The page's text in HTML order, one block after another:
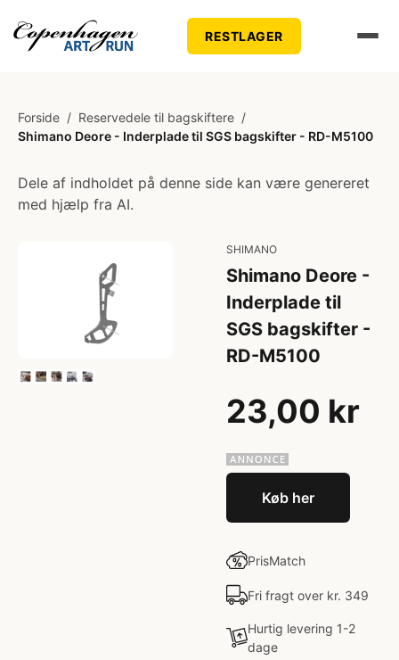
RESTLAGER
Forside / Reservedele til bagskiftere /
Shimano Deore - Inderplade til SGS bagskifter - RD-M5100
Dele af indholdet på denne side kan være genereret
med hjælp fra AI.
SHIMANO
Shimano Deore -
Inderplade til
SGS bagskifter -
RD-M5100
23,00 kr
Køb her
PrisMatch
Fri fragt over kr. 349
Hurtig levering 1-2
dage